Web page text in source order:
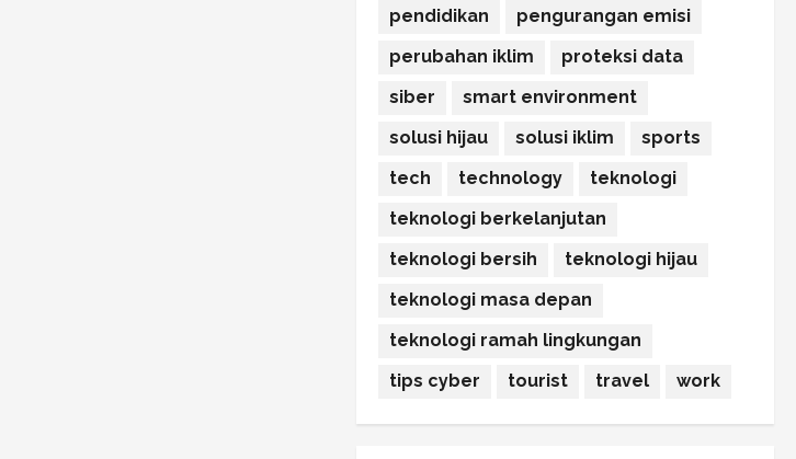
pendidikan
pengurangan emisi
perubahan iklim
proteksi data
siber
smart environment
solusi hijau
solusi iklim
sports
tech
technology
teknologi
teknologi berkelanjutan
teknologi bersih
teknologi hijau
teknologi masa depan
teknologi ramah lingkungan
tips cyber
tourist travel work